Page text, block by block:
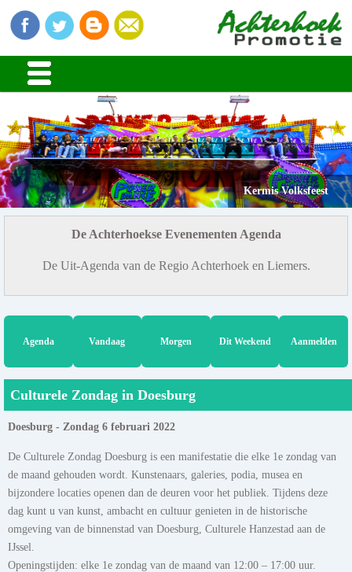
Kermis Volksfeest
De Achterhoekse Evenementen Agenda
De Uit-Agenda van de Regio Achterhoek en Liemers.
Agenda Vandaag Morgen Dit Weekend Aanmelden
Culturele Zondag in Doesburg
Doesburg - Zondag 6 februari 2022
De Culturele Zondag Doesburg is een manifestatie die elke 1e zondag van
de maand gehouden wordt. Kunstenaars, galeries, podia, musea en
bijzondere locaties openen dan de deuren voor het publiek. Tijdens deze
dag kunt u van kunst, ambacht en cultuur genieten in de historische
omgeving van de binnenstad van Doesburg, Culturele Hanzestad aan de
IJssel.
Openingstijden: elke 1e zondag van de maand van 12:00 – 17:00 uur.